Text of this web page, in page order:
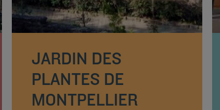
JARDIN DES
PLANTES DE
MONTPELLIER